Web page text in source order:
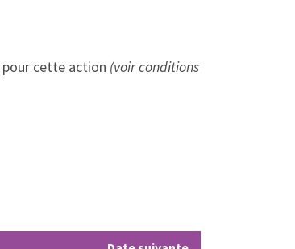
pour cette action (voir conditions